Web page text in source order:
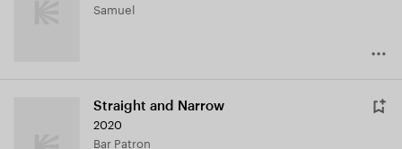
Samuel
Straight and Narrow
2020
Bar Patron